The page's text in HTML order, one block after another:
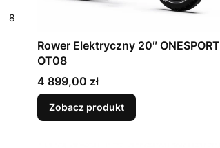
8
Rower Elektryczny 20″ ONESPORT
OT08
Cena
4 899,00 zł
Zobacz produkt